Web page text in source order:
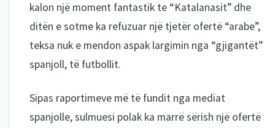
kalon një moment fantastik te “Katalanasit” dhe
ditën e sotme ka refuzuar një tjetër ofertë “arabe”,
teksa nuk e mendon aspak largimin nga “gjigantët”
spanjoll, të futbollit.
Sipas raportimeve më të fundit nga mediat
spanjolle, sulmuesi polak ka marrë sërish një ofertë